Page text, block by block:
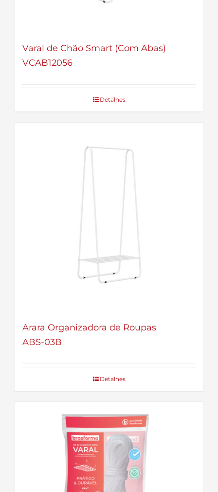
Varal de Chão Smart (Com Abas)
VCAB12056
Detalhes
Arara Organizadora de Roupas
ABS-03B
Detalhes